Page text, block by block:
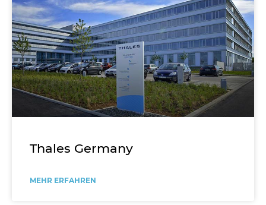
Thales Germany
MEHR ERFAHREN